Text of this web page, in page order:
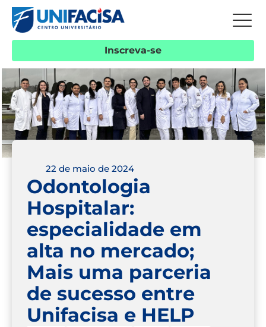
Inscreva-se
22 de maio de 2024
Odontologia
Hospitalar:
especialidade em
alta no mercado;
Mais uma parceria
de sucesso entre
Unifacisa e HELP